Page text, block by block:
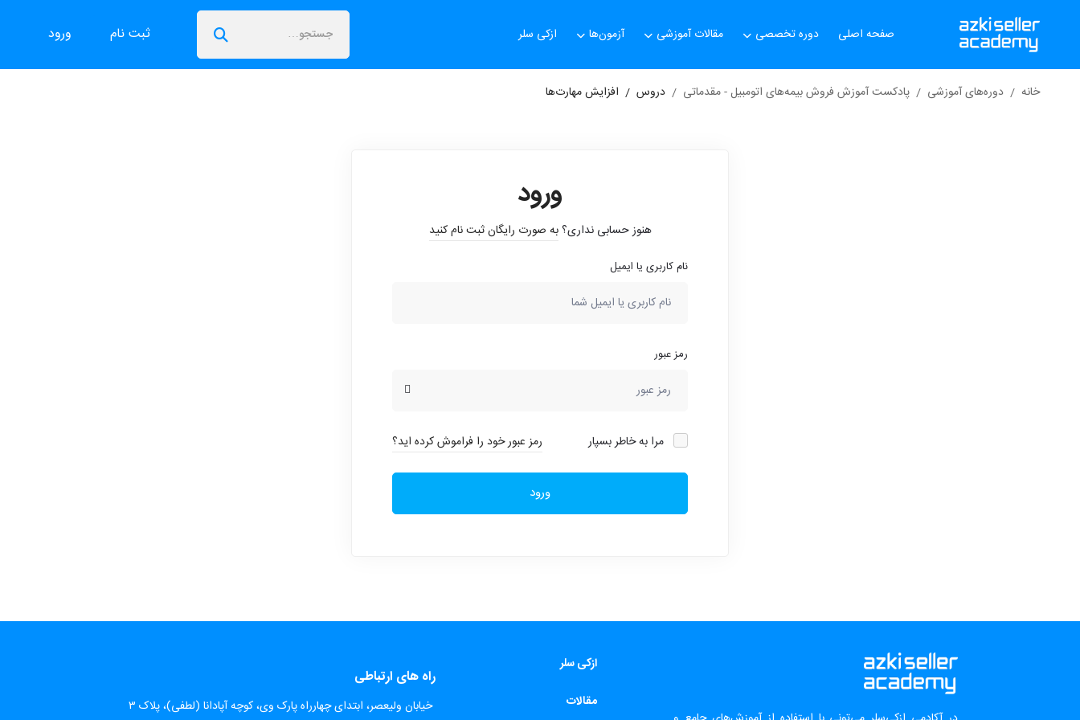
صفحه اصلی دوره تخصصی مقالات آموزشی آزمون‌ها ازکی سلر ورود ثبت نام
خانه دوره‌های آموزشی پادکست آموزش فروش بیمه‌های اتومبیل - مقدماتی دروس افزایش مهارت‌ها
ورود
هنوز حسابی نداری؟به صورت رایگان ثبت نام کنید
نام کاربری یا ایمیل
رمز عبور
مرا به خاطر بسپار رمز عبور خود را فراموش کرده اید؟
ورود
ازکی سلر
مقالات
راه های ارتباطی
​خیابان ولیعصر، ابتدای چهارراه پارک وی، کوچه آپادانا (لطفی)، پلاک ۳